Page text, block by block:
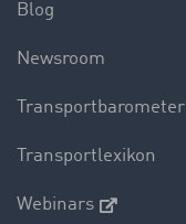
Blog
Newsroom
Transportbarometer
Transportlexikon
Webinars